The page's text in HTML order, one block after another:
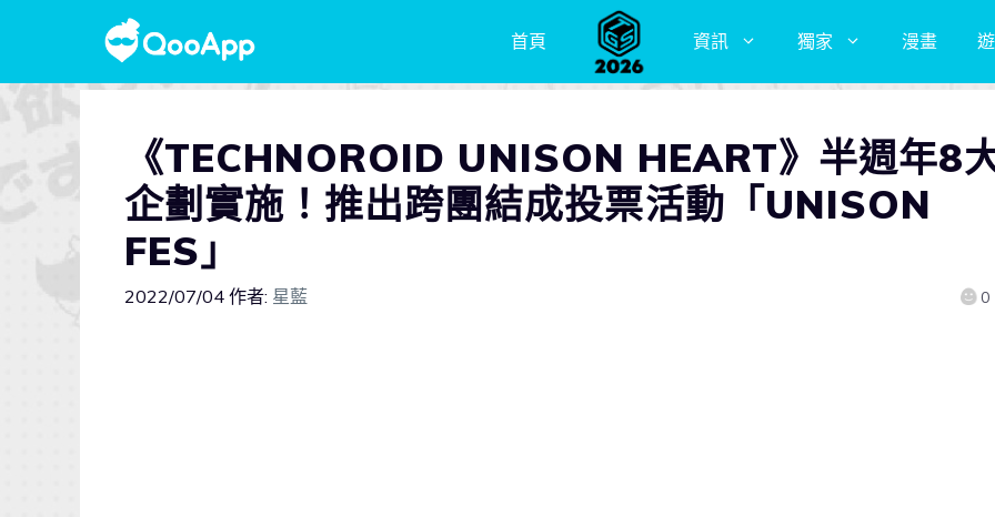
首頁 資訊 獨家 漫畫
《TECHNOROID UNISON HEART》半週年8
企劃實施！推出跨團結成投票活動「UNISON
FES」
2022/07/04 作者: 星藍 0